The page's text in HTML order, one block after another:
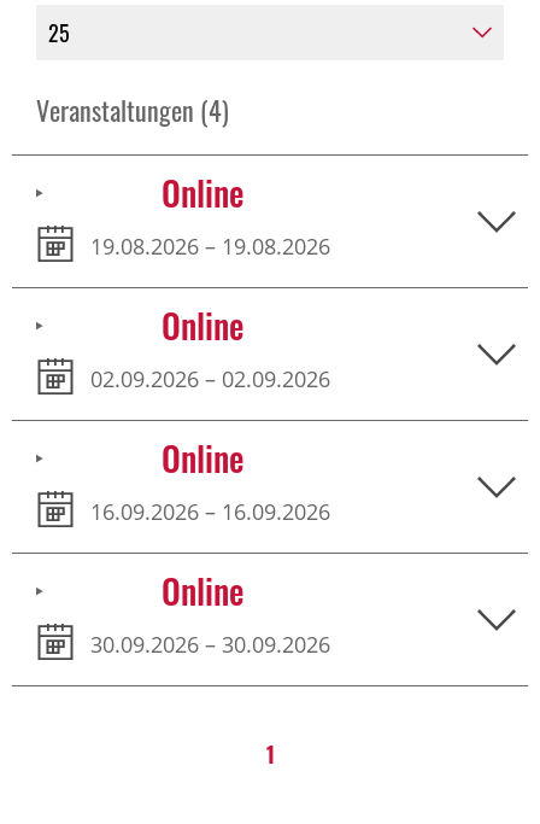
Veranstaltungen (4)
Online
19.08.2026 – 19.08.2026
Online
02.09.2026 – 02.09.2026
Online
16.09.2026 – 16.09.2026
Online
30.09.2026 – 30.09.2026
1